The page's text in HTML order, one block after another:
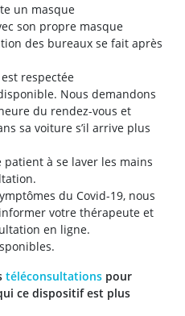
un masque
son propre masque
des bureaux se fait après
respectée
Nous demandons
du rendez-vous et
sa voiture s’il arrive plus
à se laver les mains
du Covid-19, nous
votre thérapeute et
en ligne.
téléconsultations pour
ce dispositif est plus